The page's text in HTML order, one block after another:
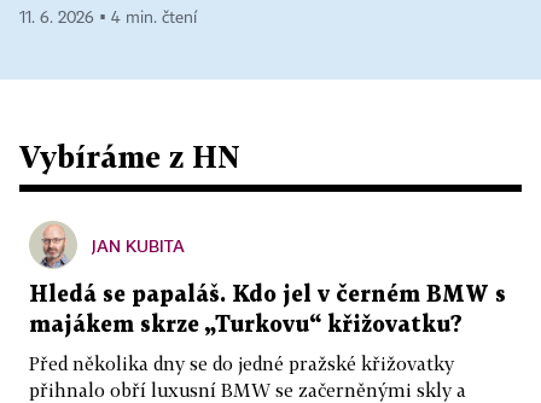
11. 6. 2026 ▪ 4 min. čtení
Vybíráme z HN
JAN KUBITA
Hledá se papaláš. Kdo jel v černém BMW s
majákem skrze „Turkovu“ křižovatku?
Před několika dny se do jedné pražské křižovatky
přihnalo obří luxusní BMW se začerněnými skly a